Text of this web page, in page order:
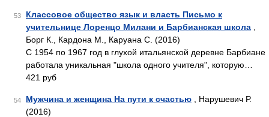
53
Классовое общество язык и власть Письмо к
учительнице Лоренцо Милани и Барбианская школа
Борг К., Кардона М., Каруана С. (2016)
С 1954 по 1967 год в глухой итальянской деревне Барбиане
работала уникальная "школа одного учителя", которую…
421 руб
54 Мужчина и женщина На пути к счастью , Нарушевич Р.
(2016)